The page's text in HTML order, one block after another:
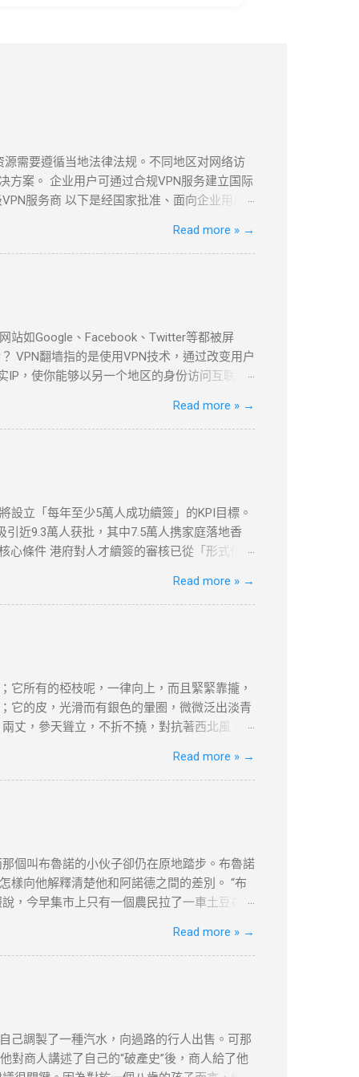
需要遵循当地法律法规。不同地区对网络访
方案。 企业用户可通过合规VPN服务建立国际
服务商 以下是经国家批准、面向企业用户
地数据中心与海外云资源的无缝连接。 支持多
地数据中心与VPC的安全通信。 ...
Read more » →
站如Google、Facebook、Twitter等都被屏
VPN翻墙指的是使用VPN技术，通过改变用户
，使你能够以另一个地区的身份访问互联网
是几款在全球范围内都非常受欢迎的VPN服
地区的服务器，适合各种设备使用。
服务器，例如美国或香港。 开始浏览 ：一旦
Netflix检测到VPN ：一些流媒体平台会检测
VPN加密会略微影响上网速度。如果速度较
严格的审查和封锁。使用VPN翻墙，可以突破
Read more » →
立「每年至少5萬人成功續簽」的KPI目標。
近9.3萬人获批，其中7.5萬人携家庭落地香
心條件 港府對人才續簽的審核已從「形式化」
社會融入 「兩址兩單」原則 ：需提供住址證
天，長期離港者需提供合理解釋（如外派工
的輔助證明。 三、2025年續簽流程與常見誤
。 誤區二：忽略居住要求 離港超過180天
直接相關。 四、2025年KPI目標下的實務策略
期限設計 ：建議簽訂長約（如2-3年），以
Read more » →
所有的椏枝呢，一律向上，而且緊緊靠攏，
它的皮，光滑而有銀色的暈圈，微微泛出淡青
丈，參天聳立，不折不撓，對抗著西北風。
不屈與挺拔，它是樹中的偉丈夫!當你在積雪初
樸質，嚴肅，堅強不屈，至少也像徵了北方的
題，筆者及網站概不負責，並保留對文章更
Read more » →
個叫布魯諾的小伙子卻仍在原地踏步。布魯諾
樣向他解釋清楚他和阿諾德之間的差別。 “布
，今早集市上只有一個農民拉了一車土豆在
報說到現在為止只有一個農民在賣土豆，一共
，據他看價格非常公道。昨天他們鋪子的西紅
和刪除的權力。本文純粹分享學習内容。如
Read more » →
己調製了一種汽水，向過路的行人出售。可那
對商人講述了自己的“破產史”後，商人給了他